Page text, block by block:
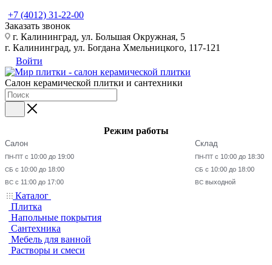
+7 (4012) 31-22-00
Заказать звонок
г. Калининград, ул. Большая Окружная, 5
г. Калининград, ул. Богдана Хмельницкого, 117-121
Войти
Салон керамической плитки и сантехники
Режим работы
Салон
ПН-ПТ с 10:00 до 19:00
СБ с 10:00 до 18:00
ВС с 11:00 до 17:00
Склад
ПН-ПТ с 10:00 до 18:30
СБ с 10:00 до 18:00
ВС выходной
Каталог
Плитка
Напольные покрытия
Сантехника
Мебель для ванной
Растворы и смеси